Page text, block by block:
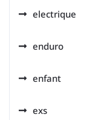
electrique
enduro
enfant
exs